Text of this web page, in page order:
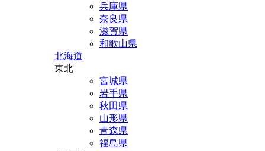
兵庫県
奈良県
滋賀県
和歌山県
北海道
東北
宮城県
岩手県
秋田県
山形県
青森県
福島県